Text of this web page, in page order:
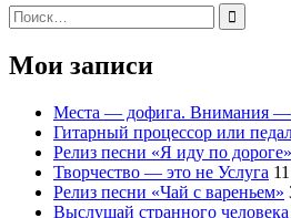
Поиск:
Мои записи
Места — дофига. Внимания —
Гитарный процессор или
Релиз песни «Я иду по дороге»
Творчество — это не Услуга
Релиз песни «Чай с вареньем»
Выслушай странного человека